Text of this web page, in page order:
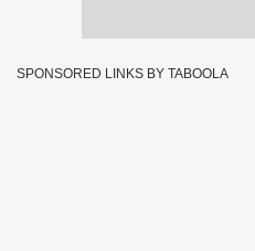
SPONSORED LINKS BY TABOOLA